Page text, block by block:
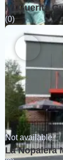
Mi Guerita
(0)
Not available
La Nopalera